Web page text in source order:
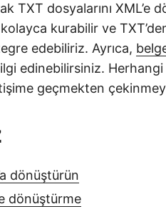
TXT dosyalarını XML’e
kurabilir ve
edebiliriz. Ayrıca,
edinebilirsiniz.
geçmekten
dönüştürün
dönüştürme